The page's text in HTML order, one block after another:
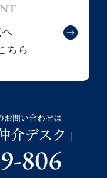
へ
ちら
お問い合わせは
介デスク」
806